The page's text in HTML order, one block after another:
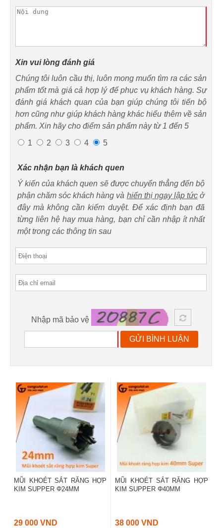
Xin vui lòng đánh giá
Chúng tôi luôn cầu thị, luôn mong muốn tìm ra các sản
phẩm tốt mà giá cả hợp lý để phục vụ khách hàng. Sự
đánh giá khách quan của bạn giúp chúng tôi tiến bộ
hơn cũng như giúp khách hàng khác hiểu thêm về sản
phẩm. Xin hãy cho điểm sản phẩm này từ 1 đến 5
1
2 3 4 5
Xác nhận bạn là khách quen
Ý kiến của khách quen sẽ được chuyển thẳng đến bộ
phận chăm sóc khách hàng và hiển thị ngay lập tứcở
đây mà không cần kiểm duyệt. Để xác định bạn đã
từng liên hệ hay mua hàng, bạn chỉ cần nhập ít nhất
một trong các thông tin sau
Nhập mã bảo vệ
GỬI BÌNH LUẬN
MŨI KHOÉT SẮT RĂNG HỢP
KIM SUPPER Φ24MM
29 000 VND
MŨI KHOÉT SẮT RĂNG HỢP
KIM SUPPER Φ40MM
38 000 VND